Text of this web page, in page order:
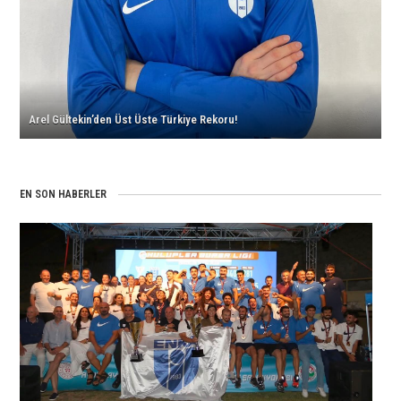
Arel Gültekin’den Üst Üste Türkiye Rekoru!
EN SON HABERLER